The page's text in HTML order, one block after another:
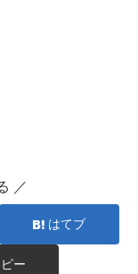
／
はてブ
ー